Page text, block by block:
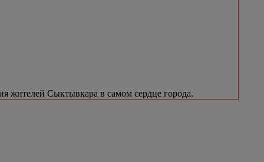
жителей Сыктывкара в самом сердце города.